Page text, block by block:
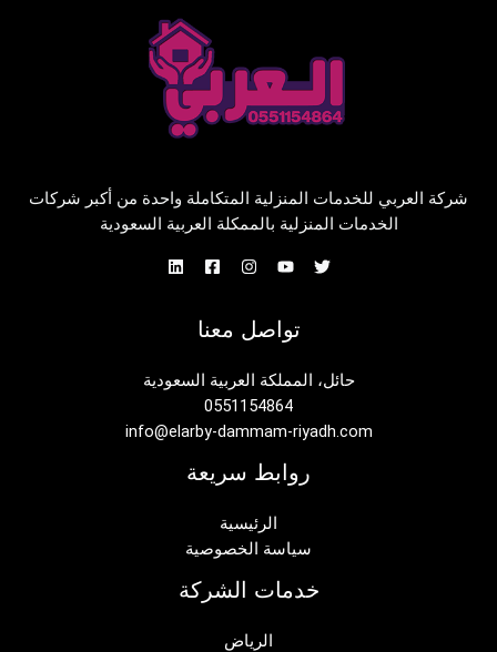
شركة العربي للخدمات المنزلية المتكاملة واحدة من أكبر شركات
الخدمات المنزلية بالممكلة العربية السعودية
تواصل معنا
حائل، المملكة العربية السعودية
0551154864
info@elarby-dammam-riyadh.com
روابط سريعة
الرئيسية
سياسة الخصوصية
خدمات الشركة
الرياض